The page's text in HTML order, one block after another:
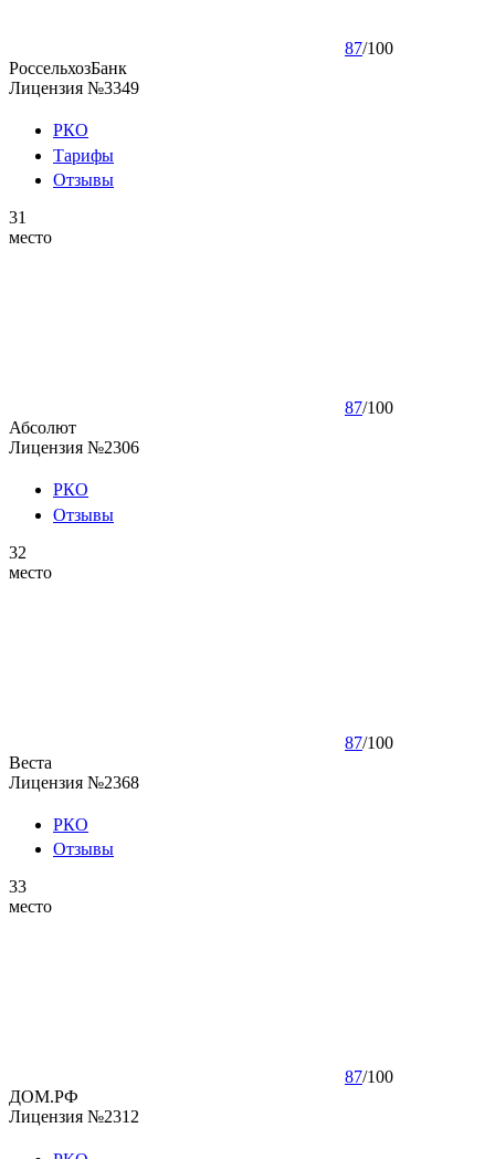
87/100
РоссельхозБанк
Лицензия №3349
РКО
Тарифы
Отзывы
31
место
87/100
Абсолют
Лицензия №2306
РКО
Отзывы
32
место
87/100
Веста
Лицензия №2368
РКО
Отзывы
33
место
87/100
ДОМ.РФ
Лицензия №2312